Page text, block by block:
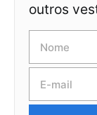
outros